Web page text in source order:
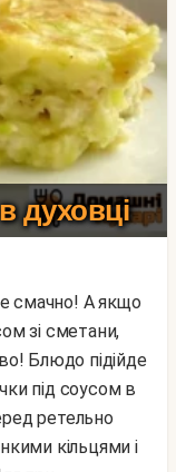
духовці
зі сметани,
Блюдо підійде
під соусом в
ретельно
кільцями і